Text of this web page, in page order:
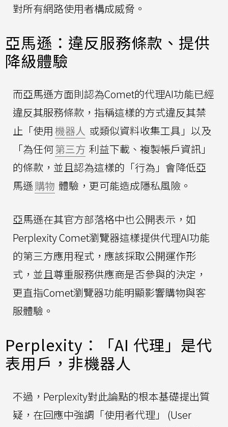
對所有網路使用者構成威脅。
亞馬遜：違反服務條款、提供
降級體驗
而亞馬遜方面則認為Comet的代理AI功能已經
違反其服務條款，指稱這樣的方式違反其禁
止「使用機器人 或類似資料收集工具」以及
「為任何第三方 利益下載、複製帳戶資訊」
的條款，並且認為這樣的「行為」會降低亞
馬遜 購物 體驗，更可能造成隱私風險。
亞馬遜在其官方部落格中也公開表示，如
Perplexity Comet瀏覽器這樣提供代理AI功能
的第三方應用程式，應該採取公開運作形
式，並且尊重服務供應商是否參與的決定，
更直指Comet瀏覽器功能明顯影響購物與客
服體驗。
Perplexity：「AI 代理」是代
表用戶，非機器人
不過，Perplexity對此論點的根本基礎提出質
疑，在回應中強調「使用者代理」 (User